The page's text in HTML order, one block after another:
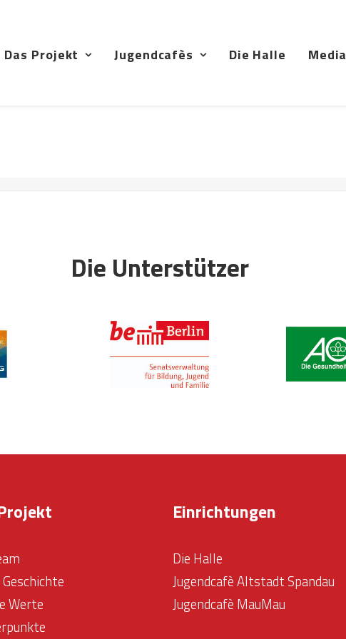
Das Projekt Jugendcafès Die Halle Media
Die Unterstützer
Werte
Einrichtungen
Die Halle
Jugendcafè Altstadt Spandau
Jugendcafè MauMau